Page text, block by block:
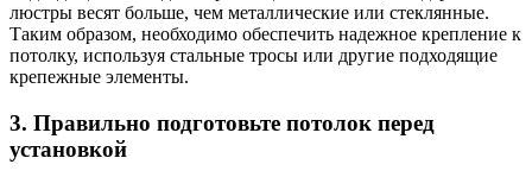
люстры весят больше, чем металлические или стеклянные.
Таким образом, необходимо обеспечить надежное крепление к
потолку, используя стальные тросы или другие подходящие
крепежные элементы.
3. Правильно подготовьте потолок перед
установкой